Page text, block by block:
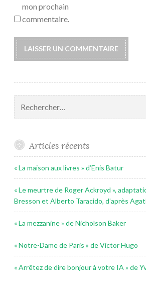
mon prochain
commentaire.
Articles récents
« La maison aux livres » d’Enis Batur
« Le meurtre de Roger Ackroyd »,
Bresson et Alberto Taracido, d’après
« La mezzanine » de Nicholson Baker
« Notre-Dame de Paris » de Victor Hugo
« Arrêtez de dire bonjour à votre IA » de